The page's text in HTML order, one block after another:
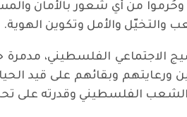
من أي شعور بالأمان
والتخيّل والأمل وتكوين الهوية.
الاجتماعي الفلسطيني،
ورعايتهم وبقائهم على قيد
الشعب الفلسطيني وقدرته على